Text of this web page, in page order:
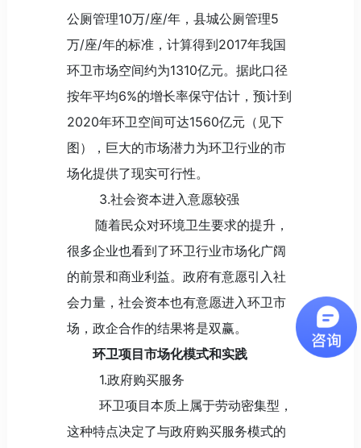
公厕管理10万/座/年，县城公厕管理5
万/座/年的标准，计算得到2017年我国
环卫市场空间约为1310亿元。据此口径
按年平均6%的增长率保守估计，预计到
2020年环卫空间可达1560亿元（见下
图），巨大的市场潜力为环卫行业的市
场化提供了现实可行性。
3.社会资本进入意愿较强
随着民众对环境卫生要求的提升，
很多企业也看到了环卫行业市场化广阔
的前景和商业利益。政府有意愿引入社
会力量，社会资本也有意愿进入环卫市
场，政企合作的结果将是双赢。
环卫项目市场化模式和实践
1.政府购买服务
环卫项目本质上属于劳动密集型，
这种特点决定了与政府购买服务模式的